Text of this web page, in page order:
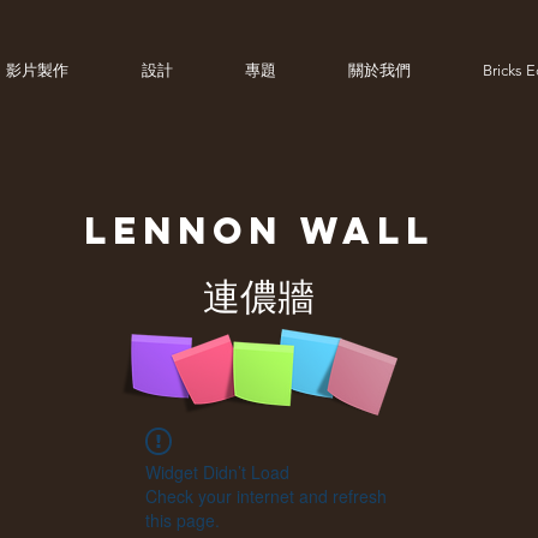
影片製作 設計 專題 關於我們 Bricks
LENNON WALL
連儂牆
Widget Didn’t Load
Check your internet and refresh
this page.